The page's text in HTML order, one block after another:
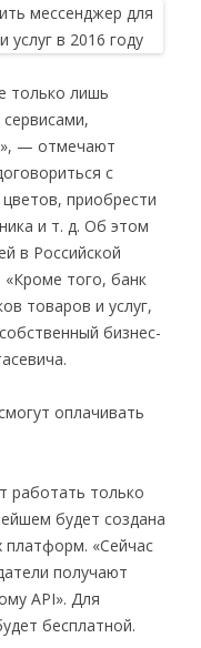
только лишь
— отмечают
с
приобрести
и т. д. Об этом
в Российской
«Кроме того, банк
товаров и услуг,
собственный бизнес-
оплачивать
работать только
будет создана
платформ. «Сейчас
получают
API». Для
бесплатной.